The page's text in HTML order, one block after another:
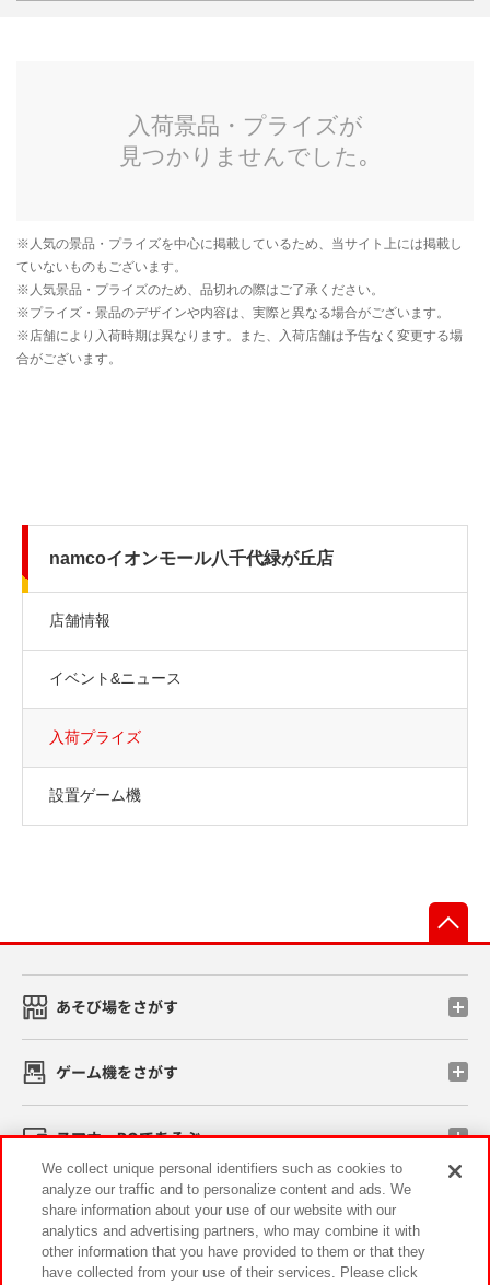
namcoイオンモール八千代緑が丘店
店舗情報
イベント&ニュース
入荷プライズ
設置ゲーム機
あそび場をさがす
ゲーム機をさがす
スマホ・PCであそぶ
イベント・キャンペーン
We collect unique personal identifiers such as cookies to
analyze our traffic and to personalize content and ads. We
share information about your use of our website with our
analytics and advertising partners, who may combine it with
other information that you have provided to them or that they
have collected from your use of their services. Please click